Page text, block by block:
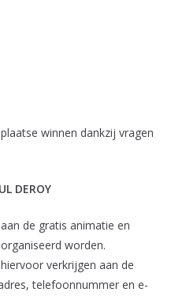
winnen dankzij vragen
DEROY
de gratis animatie en
worden.
verkrijgen aan de
telefoonnummer en e-